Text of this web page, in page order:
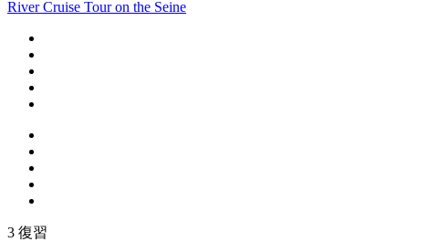
River Cruise Tour on the Seine
3 復習